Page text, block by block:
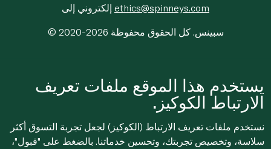
ethics@spinneys.com
© 2020-2026 سبينس. كل الحقوق محفوظة
يستخدم هذا الموقع ملفات تعريف
الارتباط الكوكيز.
نستخدم ملفات تعريف الارتباط (الكوكيز) لجعل تجربة التسوق أكثر
سلاسة، وتخصيص تجربتك، وتحسين خدماتنا. بالضغط على "قبول"،